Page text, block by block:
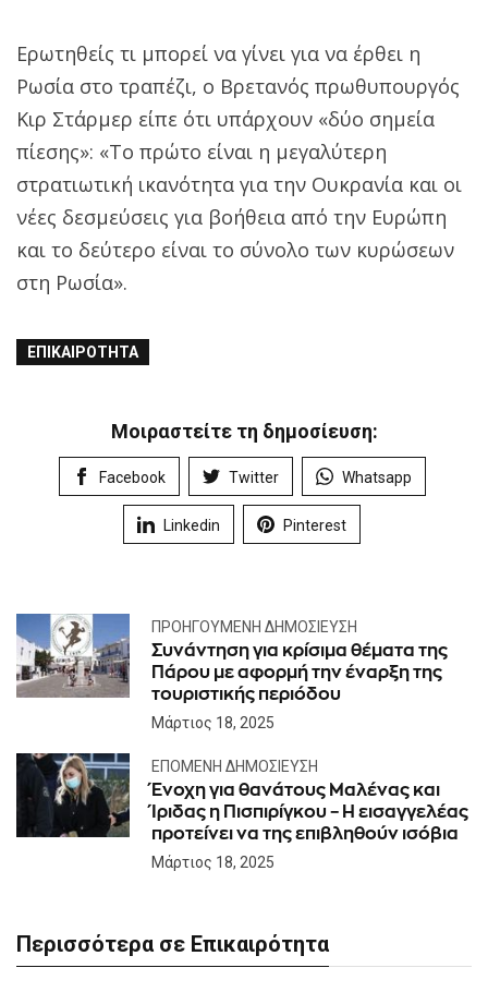
Ερωτηθείς τι μπορεί να γίνει για να έρθει η
Ρωσία στο τραπέζι, ο Βρετανός πρωθυπουργός
Κιρ Στάρμερ είπε ότι υπάρχουν «δύο σημεία
πίεσης»: «Το πρώτο είναι η μεγαλύτερη
στρατιωτική ικανότητα για την Ουκρανία και οι
νέες δεσμεύσεις για βοήθεια από την Ευρώπη
και το δεύτερο είναι το σύνολο των κυρώσεων
στη Ρωσία».
ΕΠΙΚΑΙΡΌΤΗΤΑ
Μοιραστείτε τη δημοσίευση:
Facebook Twitter Whatsapp
Linkedin Pinterest
ΠΡΟΗΓΟΎΜΕΝΗ ΔΗΜΟΣΊΕΥΣΗ
Συνάντηση για κρίσιμα θέματα της
Πάρου με αφορμή την έναρξη της
τουριστικής περιόδου
Μάρτιος 18, 2025
ΕΠΌΜΕΝΗ ΔΗΜΟΣΊΕΥΣΗ
Ένοχη για θανάτους Μαλένας και
Ίριδας η Πισπιρίγκου – Η εισαγγελέας
προτείνει να της επιβληθούν ισόβια
Μάρτιος 18, 2025
Περισσότερα σε Επικαιρότητα